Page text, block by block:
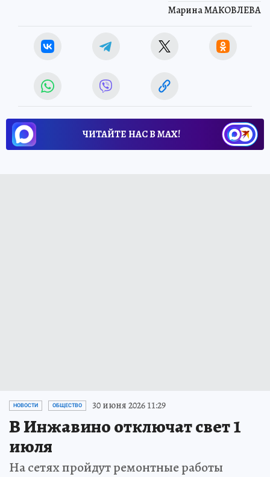
Марина МАКОВЛЕВА
ЧИТАЙТЕ НАС В МАХ!
НОВОСТИ ОБЩЕСТВО 30 июня 2026 11:29
В Инжавино отключат свет 1
июля
На сетях пройдут ремонтные работы